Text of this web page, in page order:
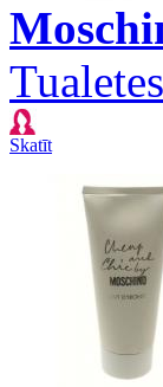
Skatīt